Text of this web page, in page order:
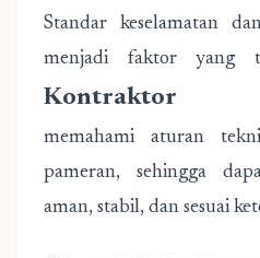
Standar keselamatan
menjadi faktor yang
Kontraktor
memahami aturan
pameran, sehingga
aman, stabil, dan sesuai